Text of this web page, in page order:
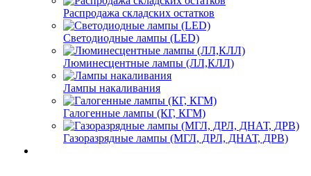
Распродажа складских остатков
Светодиодные лампы (LED)
Люминесцентные лампы (ЛЛ,КЛЛ)
Лампы накаливания
Галогенные лампы (КГ, КГМ)
Газоразрядные лампы (МГЛ, ДРЛ, ДНАТ, ДРВ)